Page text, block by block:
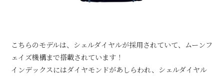
こちらのモデルは、シェルダイヤルが採用されていて、ムーンフ
ェイズ機構まで搭載されています！
インデックスにはダイヤモンドがあしらわれ、シェルダイヤル